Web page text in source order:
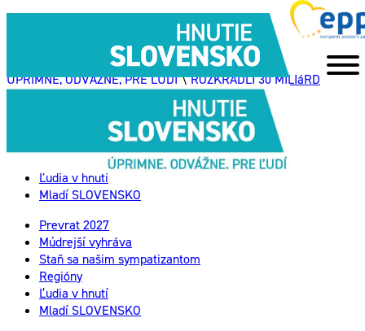
ÚPRIMNE, ODVÁŽNE, PRE ĽUDÍ\ROZKRADLI 30 MILIáRD
Múdrejší vyhráva
Staň sa našim sympatizantom
Ľudia v hnutí
Mladí SLOVENSKO
Prevrat 2027
Múdrejší vyhráva
Staň sa našim sympatizantom
Regióny
Ľudia v hnutí
Mladí SLOVENSKO